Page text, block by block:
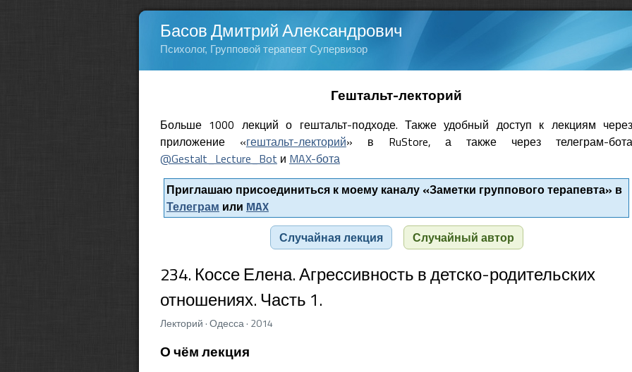
Басов Дмитрий Александрович
Психолог, Групповой терапевт Супервизор
Гештальт-лекторий
Больше 1000 лекций о гештальт-подходе. Также удобный доступ к лекциям через
приложение «гештальт-лекторий» в RuStore, а также через телеграм-бота
@Gestalt_Lecture_Bot и MAX-бота
Приглашаю присоединиться к моему каналу «Заметки группового терапевта» в
Телеграм или MAX
Случайная лекция
Случайный автор
234. Коссе Елена. Агрессивность в детско-родительских
отношениях. Часть 1.
Лекторий · Одесса · 2014
О чём лекция